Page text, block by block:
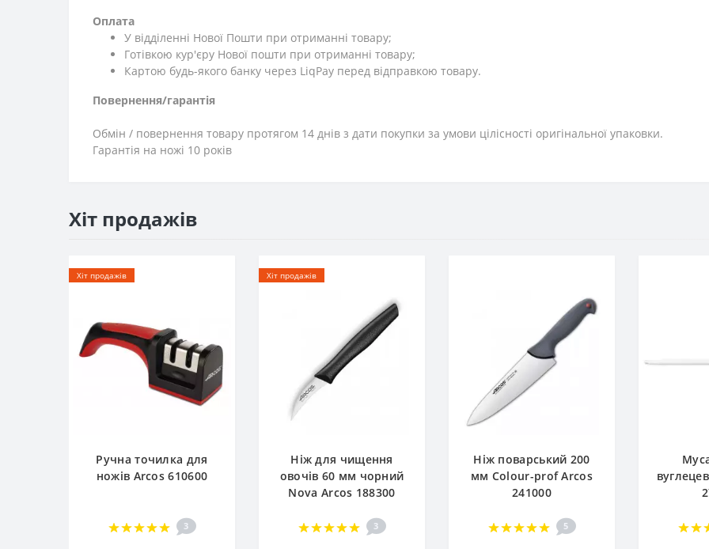
Оплата
У відділенні Нової Пошти при отриманні товару;
Готівкою кур'єру Нової пошти при отриманні товару;
Картою будь-якого банку через LiqPay перед відправкою товару.
Повернення/гарантія
Обмін / повернення товару протягом 14 днів з дати покупки за умови цілісності оригінальної упаковки.
Гарантія на ножі 10 років
Хіт продажів
Хіт продажів
Ручна точилка для
ножів Arcos 610600
3
Хіт продажів
Ніж для чищення
овочів 60 мм чорний
Nova Arcos 188300
3
Ніж поварський 200
мм Сolour-prof Arcos
241000
5